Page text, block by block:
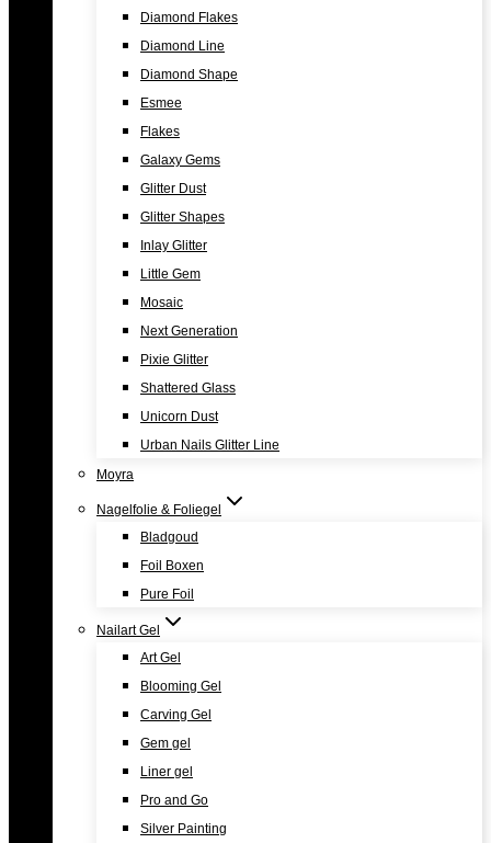
Diamond Flakes
Diamond Line
Diamond Shape
Esmee
Flakes
Galaxy Gems
Glitter Dust
Glitter Shapes
Inlay Glitter
Little Gem
Mosaic
Next Generation
Pixie Glitter
Shattered Glass
Unicorn Dust
Urban Nails Glitter Line
Moyra
Nagelfolie & Foliegel
Bladgoud
Foil Boxen
Pure Foil
Nailart Gel
Art Gel
Blooming Gel
Carving Gel
Gem gel
Liner gel
Pro and Go
Silver Painting